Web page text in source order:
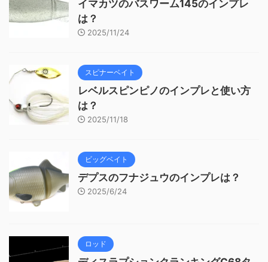
イマカツのバスワーム145のインプレ
は？
2025/11/24
スピナーベイト
レベルスピンピノのインプレと使い方
は？
2025/11/18
ビッグベイト
デプスのフナジュウのインプレは？
2025/6/24
ロッド